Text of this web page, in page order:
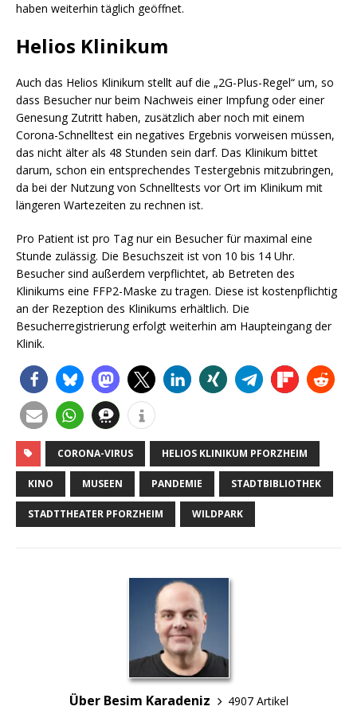
haben weiterhin täglich geöffnet.
Helios Klinikum
Auch das Helios Klinikum stellt auf die „2G-Plus-Regel“ um, so
dass Besucher nur beim Nachweis einer Impfung oder einer
Genesung Zutritt haben, zusätzlich aber noch mit einem
Corona-Schnelltest ein negatives Ergebnis vorweisen müssen,
das nicht älter als 48 Stunden sein darf. Das Klinikum bittet
darum, schon ein entsprechendes Testergebnis mitzubringen,
da bei der Nutzung von Schnelltests vor Ort im Klinikum mit
längeren Wartezeiten zu rechnen ist.
Pro Patient ist pro Tag nur ein Besucher für maximal eine
Stunde zulässig. Die Besuchszeit ist von 10 bis 14 Uhr.
Besucher sind außerdem verpflichtet, ab Betreten des
Klinikums eine FFP2-Maske zu tragen. Diese ist kostenpflichtig
an der Rezeption des Klinikums erhältlich. Die
Besucherregistrierung erfolgt weiterhin am Haupteingang der
Klinik.
CORONA-VIRUS HELIOS KLINIKUM PFORZHEIM
KINO MUSEEN PANDEMIE STADTBIBLIOTHEK
STADTTHEATER PFORZHEIM WILDPARK
Über Besim Karadeniz
4907 Artikel